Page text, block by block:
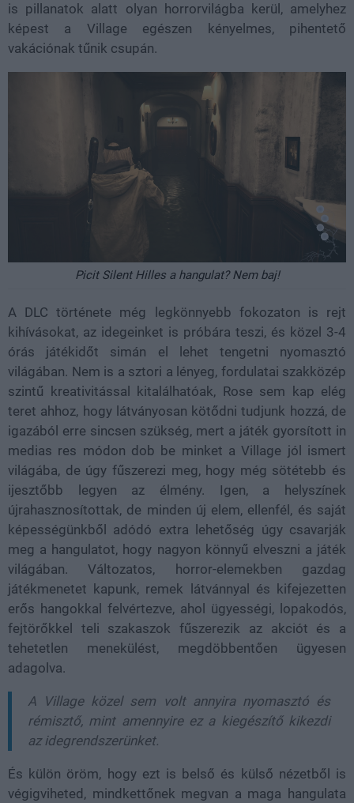
is pillanatok alatt olyan horrorvilágba kerül, amelyhez
képest a Village egészen kényelmes, pihentető
vakációnak tűnik csupán.
Picit Silent Hilles a hangulat? Nem baj!
A DLC története még legkönnyebb fokozaton is rejt
kihívásokat, az idegeinket is próbára teszi, és közel 3-4
órás játékidőt simán el lehet tengetni nyomasztó
világában. Nem is a sztori a lényeg, fordulatai szakközép
szintű kreativitással kitalálhatóak, Rose sem kap elég
teret ahhoz, hogy látványosan kötődni tudjunk hozzá, de
igazából erre sincsen szükség, mert a játék gyorsított in
medias res módon dob be minket a Village jól ismert
világába, de úgy fűszerezi meg, hogy még sötétebb és
ijesztőbb legyen az élmény. Igen, a helyszínek
újrahasznosítottak, de minden új elem, ellenfél, és saját
képességünkből adódó extra lehetőség úgy csavarják
meg a hangulatot, hogy nagyon könnyű elveszni a játék
világában. Változatos, horror-elemekben gazdag
játékmenetet kapunk, remek látvánnyal és kifejezetten
erős hangokkal felvértezve, ahol ügyességi, lopakodós,
fejtörőkkel teli szakaszok fűszerezik az akciót és a
tehetetlen menekülést, megdöbbentően ügyesen
adagolva.
A Village közel sem volt annyira nyomasztó és
rémisztő, mint amennyire ez a kiegészítő kikezdi
az idegrendszerünket.
És külön öröm, hogy ezt is belső és külső nézetből is
végigviheted, mindkettőnek megvan a maga hangulata